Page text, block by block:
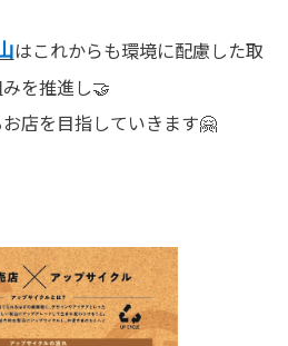
はこれからも環境に配慮した取
みを推進し🤝
店を目指していきます🤗